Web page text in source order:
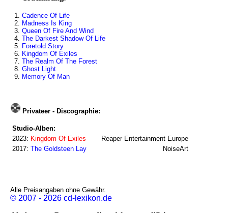
1. Cadence Of Life
2. Madness Is King
3. Queen Of Fire And Wind
4. The Darkest Shadow Of Life
5. Foretold Story
6. Kingdom Of Exiles
7. The Realm Of The Forest
8. Ghost Light
9. Memory Of Man
Privateer - Discographie:
Studio-Alben:
2023: Kingdom Of Exiles
Reaper Entertainment Europe
2017: The Goldsteen Lay NoiseArt
Alle Preisangaben ohne Gewähr.
© 2007 - 2026 cd-lexikon.de